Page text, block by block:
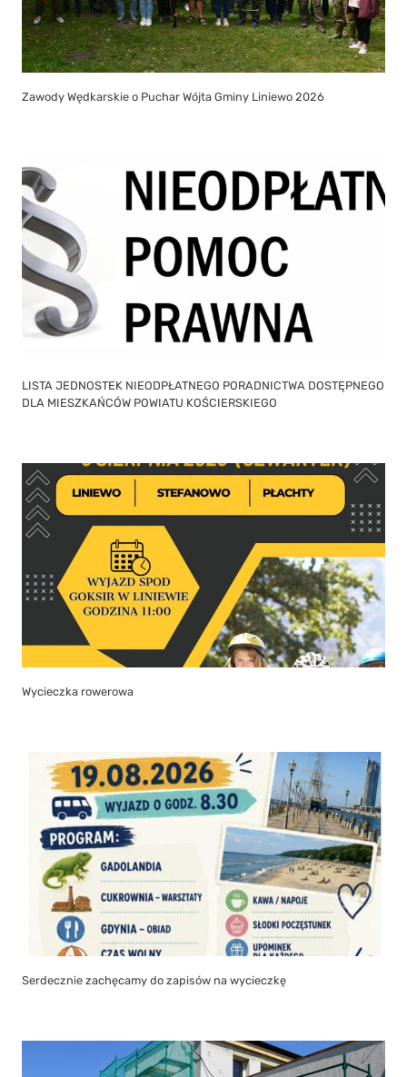
Zawody Wędkarskie o Puchar Wójta Gminy Liniewo 2026
LISTA JEDNOSTEK NIEODPŁATNEGO PORADNICTWA DOSTĘPNEGO
DLA MIESZKAŃCÓW POWIATU KOŚCIERSKIEGO
Wycieczka rowerowa
Serdecznie zachęcamy do zapisów na wycieczkę